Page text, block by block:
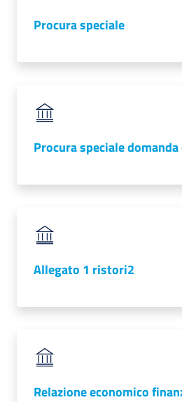
Procura speciale
Procura speciale
Allegato 1 ristori2
Relazione economico